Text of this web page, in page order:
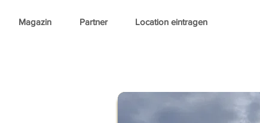
Magazin Partner Location eintragen